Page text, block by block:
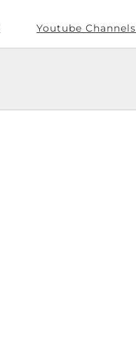
Youtube Channels